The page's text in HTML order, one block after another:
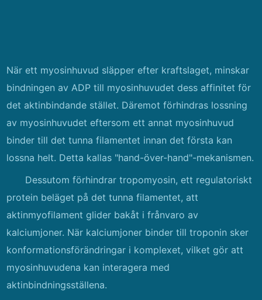
När ett myosinhuvud släpper efter kraftslaget, minskar
bindningen av ADP till myosinhuvudet dess affinitet för
det aktinbindande stället. Däremot förhindras lossning
av myosinhuvudet eftersom ett annat myosinhuvud
binder till det tunna filamentet innan det första kan
lossna helt. Detta kallas "hand-över-hand"-mekanismen.
Dessutom förhindrar tropomyosin, ett regulatoriskt
protein beläget på det tunna filamentet, att
aktinmyofilament glider bakåt i frånvaro av
kalciumjoner. När kalciumjoner binder till troponin sker
konformationsförändringar i komplexet, vilket gör att
myosinhuvudena kan interagera med
aktinbindningsställena.